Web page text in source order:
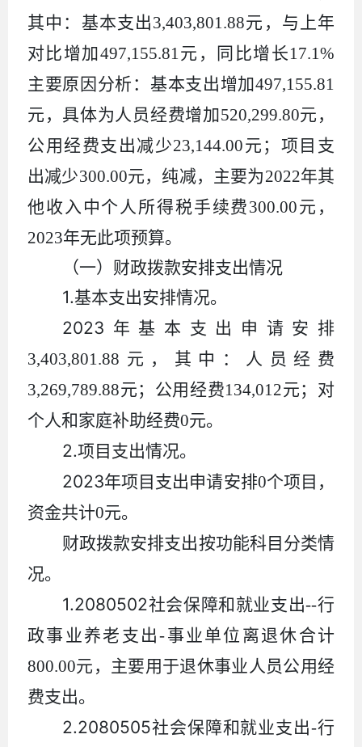
其中：基本支出3,403,801.88元，与上年
对比增加497,155.81 元，同比增长17.1%
主要原因分析：基本支出增加497,155.81
元，具体为人员经费增加520,299.80元，
公用经费支出减少23,144.00元；项目支
出减少300.00元，纯减，主要为2022年其
他收入中个人所得税手续费300.00元，
2023年无此项预算。
（一）财政拨款安排支出情况
1.基本支出安排情况。
2023 年基本支出申请安排
3,403,801.88 元，其中：人员经费
3,269,789.88元；公用经费134,012元；对
个人和家庭补助经费0元。
2.项目支出情况。
2023年项目支出申请安排0个项目，
资金共计0元。
财政拨款安排支出按功能科目分类情
况。
1.2080502社会保障和就业支出--行
政事业养老支出-事业单位离退休合计
800.00元，主要用于退休事业人员公用经
费支出。
2.2080505社会保障和就业支出-行